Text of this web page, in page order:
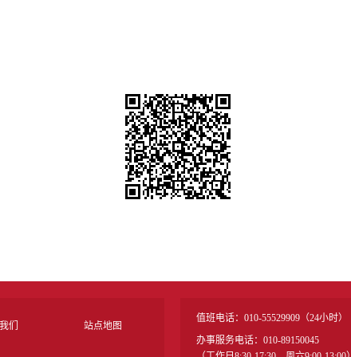
们 站点地图
值班电话：010-55529909（24小时）
办事服务电话：010-89150045